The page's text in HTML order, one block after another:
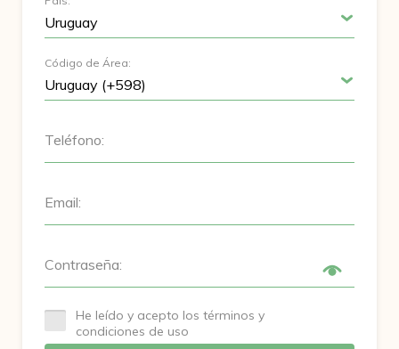
Código de Área:
Teléfono:
Email:
Contraseña:
He leído y acepto los términos y
condiciones de uso